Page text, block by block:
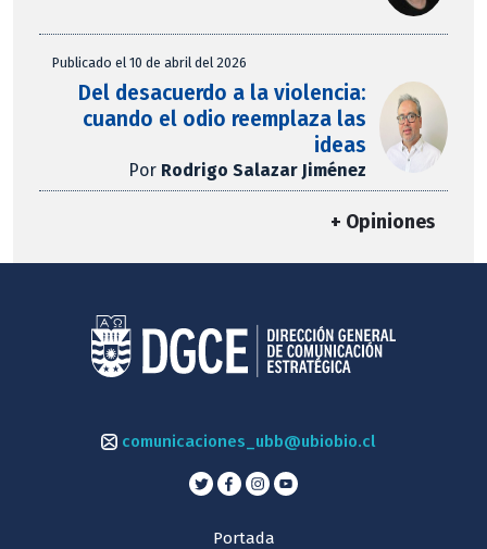
Publicado el 10 de abril del 2026
Del desacuerdo a la violencia:
cuando el odio reemplaza las
ideas
Por Rodrigo Salazar Jiménez
+ Opiniones
comunicaciones_ubb@ubiobio.cl
Portada